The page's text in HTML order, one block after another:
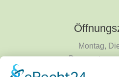
Montag,
Donnerstag